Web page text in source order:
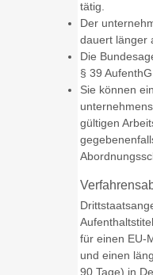
tätig.
Der
dauert länger
Die
§ 39
Sie können
gültigen
für einen EU-
und einen
90 Tage) in